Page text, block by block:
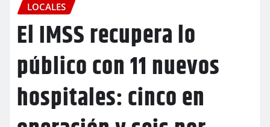
LOCALES
El IMSS recupera lo
público con 11 nuevos
hospitales: cinco en